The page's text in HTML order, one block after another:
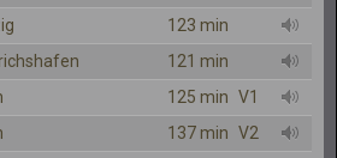
123 min
121 min
125 min V1
137 min V2